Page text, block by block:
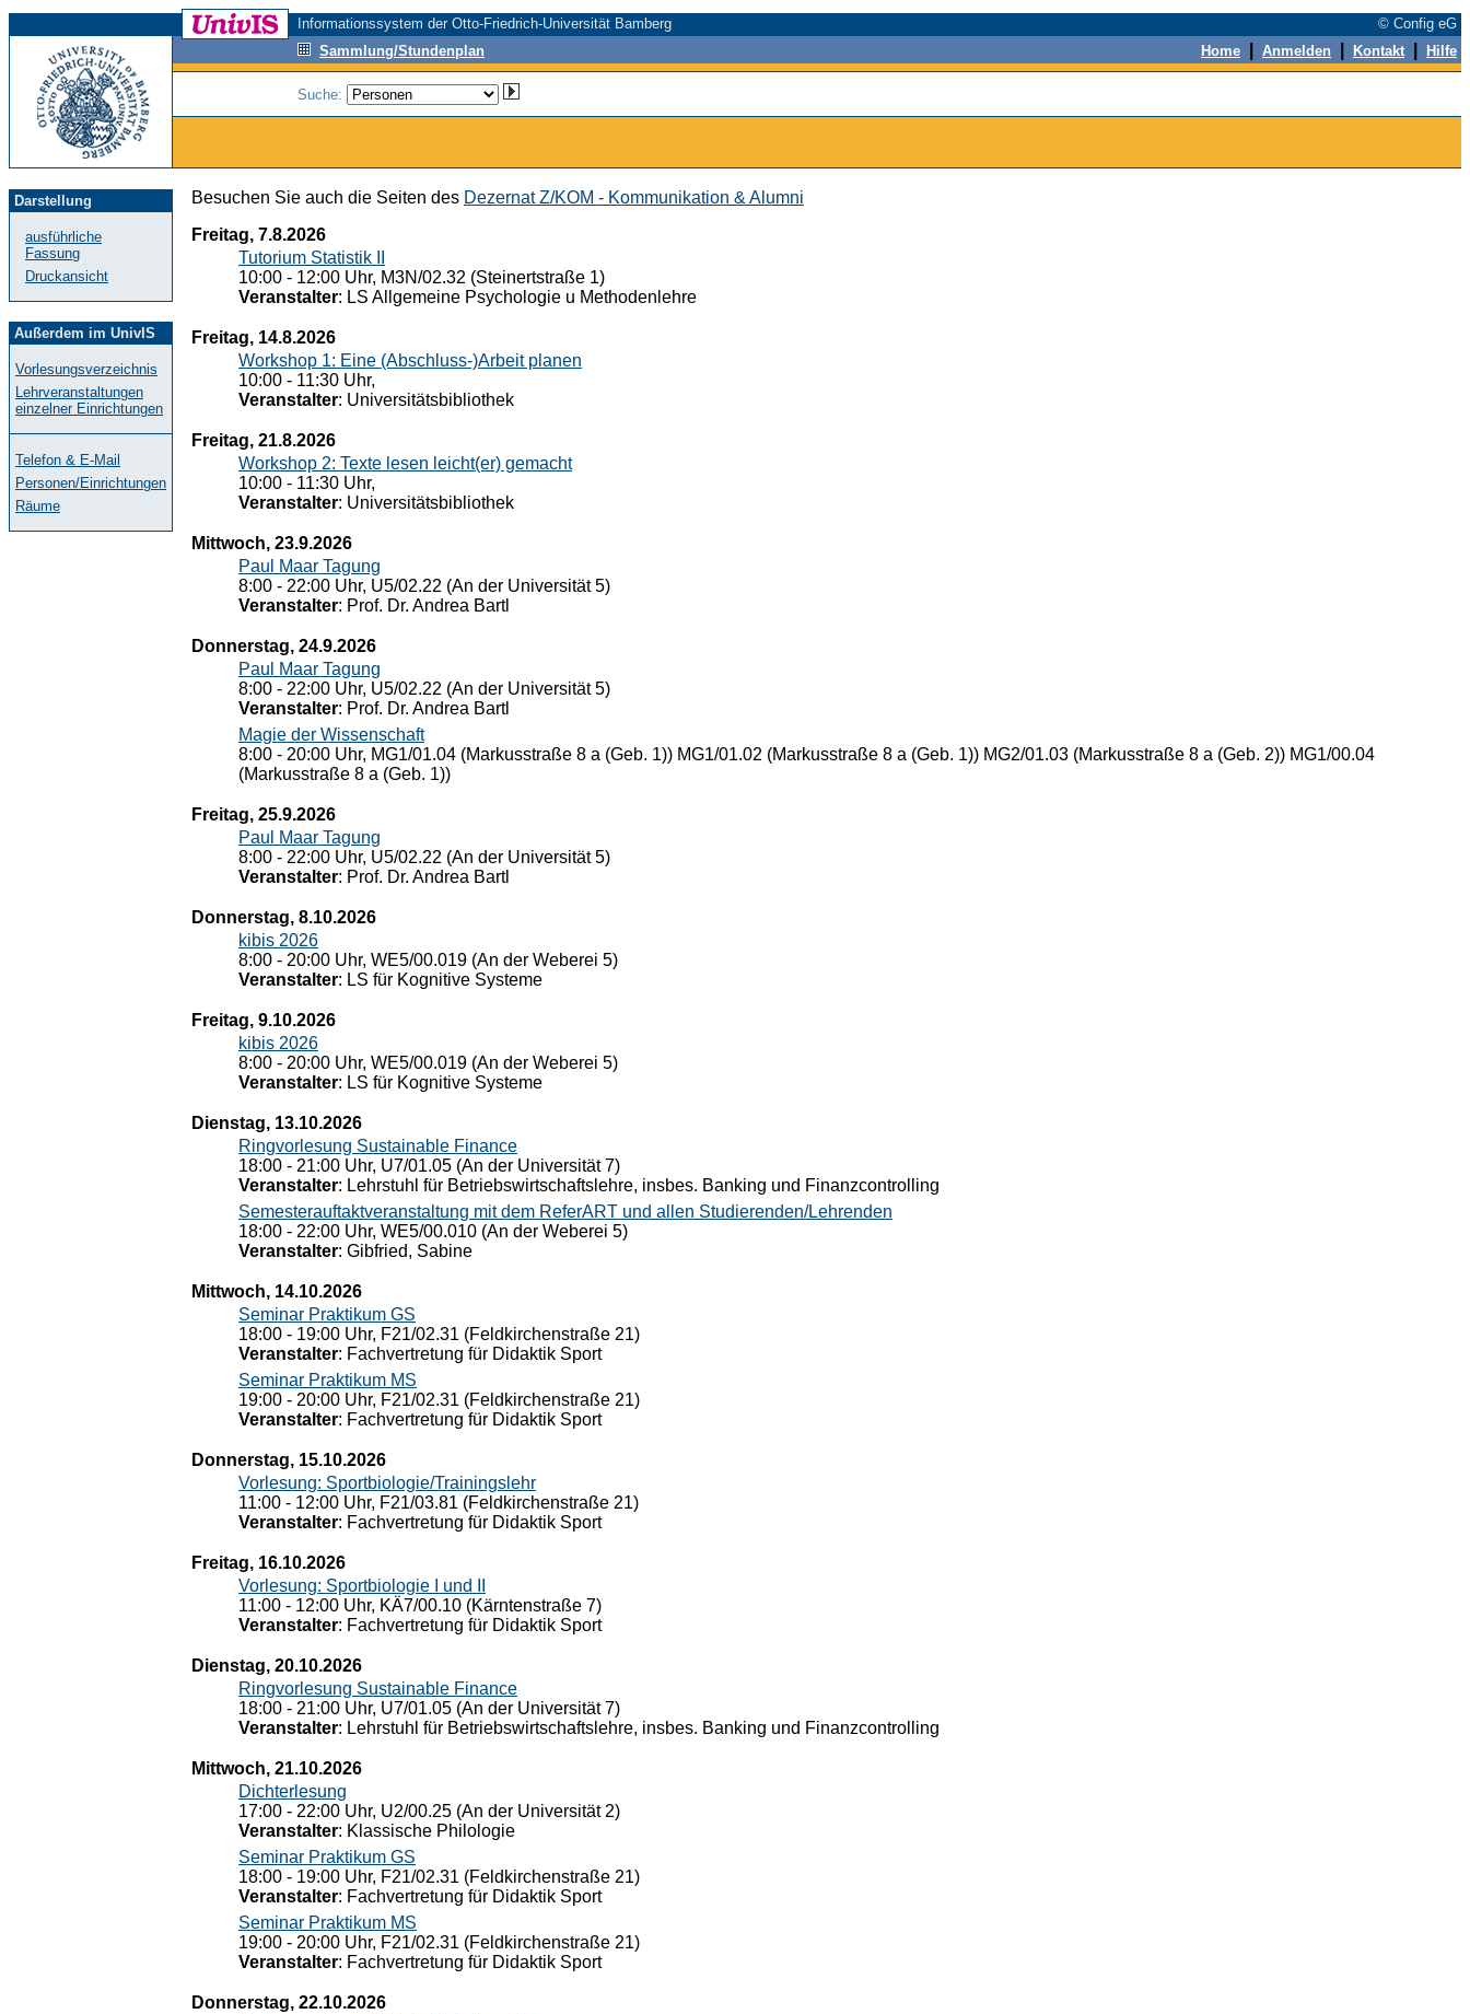
Informationssystem der Otto-Friedrich-Universität Bamberg
© Config eG
Sammlung/Stundenplan
Home Anmelden Kontakt Hilfe
Suche:
Darstellung
ausführliche
Fassung
Druckansicht
Außerdem im UnivIS
Vorlesungsverzeichnis
Lehrveranstaltungen
einzelner Einrichtungen
Telefon & E-Mail
Personen/Einrichtungen
Räume
Besuchen Sie auch die Seiten des Dezernat Z/KOM - Kommunikation & Alumni
Freitag, 7.8.2026
Tutorium Statistik II
10:00 - 12:00 Uhr, M3N/02.32 (Steinertstraße 1)
Veranstalter: LS Allgemeine Psychologie u Methodenlehre
Freitag, 14.8.2026
Workshop 1: Eine (Abschluss-)Arbeit planen
10:00 - 11:30 Uhr,
Veranstalter: Universitätsbibliothek
Freitag, 21.8.2026
Workshop 2: Texte lesen leicht(er) gemacht
10:00 - 11:30 Uhr,
Veranstalter: Universitätsbibliothek
Mittwoch, 23.9.2026
Paul Maar Tagung
8:00 - 22:00 Uhr, U5/02.22 (An der Universität 5)
Veranstalter: Prof. Dr. Andrea Bartl
Donnerstag, 24.9.2026
Paul Maar Tagung
8:00 - 22:00 Uhr, U5/02.22 (An der Universität 5)
Veranstalter: Prof. Dr. Andrea Bartl
Magie der Wissenschaft
8:00 - 20:00 Uhr, MG1/01.04 (Markusstraße 8 a (Geb. 1)) MG1/01.02 (Markusstraße 8 a (Geb. 1)) MG2/01.03 (Markusstraße 8 a (Geb. 2)) MG1/00.04
(Markusstraße 8 a (Geb. 1))
Freitag, 25.9.2026
Paul Maar Tagung
8:00 - 22:00 Uhr, U5/02.22 (An der Universität 5)
Veranstalter: Prof. Dr. Andrea Bartl
Donnerstag, 8.10.2026
kibis 2026
8:00 - 20:00 Uhr, WE5/00.019 (An der Weberei 5)
Veranstalter: LS für Kognitive Systeme
Freitag, 9.10.2026
kibis 2026
8:00 - 20:00 Uhr, WE5/00.019 (An der Weberei 5)
Veranstalter: LS für Kognitive Systeme
Dienstag, 13.10.2026
Ringvorlesung Sustainable Finance
18:00 - 21:00 Uhr, U7/01.05 (An der Universität 7)
Veranstalter: Lehrstuhl für Betriebswirtschaftslehre, insbes. Banking und Finanzcontrolling
Semesterauftaktveranstaltung mit dem ReferART und allen Studierenden/Lehrenden
18:00 - 22:00 Uhr, WE5/00.010 (An der Weberei 5)
Veranstalter: Gibfried, Sabine
Mittwoch, 14.10.2026
Seminar Praktikum GS
18:00 - 19:00 Uhr, F21/02.31 (Feldkirchenstraße 21)
Veranstalter: Fachvertretung für Didaktik Sport
Seminar Praktikum MS
19:00 - 20:00 Uhr, F21/02.31 (Feldkirchenstraße 21)
Veranstalter: Fachvertretung für Didaktik Sport
Donnerstag, 15.10.2026
Vorlesung: Sportbiologie/Trainingslehr
11:00 - 12:00 Uhr, F21/03.81 (Feldkirchenstraße 21)
Veranstalter: Fachvertretung für Didaktik Sport
Freitag, 16.10.2026
Vorlesung: Sportbiologie I und II
11:00 - 12:00 Uhr, KÄ7/00.10 (Kärntenstraße 7)
Veranstalter: Fachvertretung für Didaktik Sport
Dienstag, 20.10.2026
Ringvorlesung Sustainable Finance
18:00 - 21:00 Uhr, U7/01.05 (An der Universität 7)
Veranstalter: Lehrstuhl für Betriebswirtschaftslehre, insbes. Banking und Finanzcontrolling
Mittwoch, 21.10.2026
Dichterlesung
17:00 - 22:00 Uhr, U2/00.25 (An der Universität 2)
Veranstalter: Klassische Philologie
Seminar Praktikum GS
18:00 - 19:00 Uhr, F21/02.31 (Feldkirchenstraße 21)
Veranstalter: Fachvertretung für Didaktik Sport
Seminar Praktikum MS
19:00 - 20:00 Uhr, F21/02.31 (Feldkirchenstraße 21)
Veranstalter: Fachvertretung für Didaktik Sport
Donnerstag, 22.10.2026